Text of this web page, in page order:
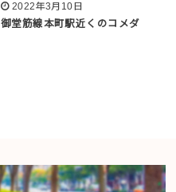
2022年3月10日
御堂筋線本町駅近くのコメダ